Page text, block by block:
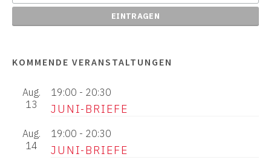
KOMMENDE VERANSTALTUNGEN
Aug.
13
19:00 - 20:30
JUNI-BRIEFE
Aug.
14
19:00 - 20:30
JUNI-BRIEFE